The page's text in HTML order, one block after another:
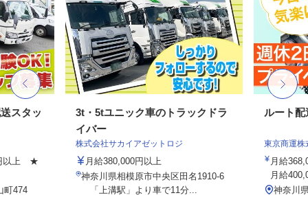
スタッ
以上 ★
町474
3t・5tユニック車のトラックドラ
イバー
株式会社サカイアゼットロジ
月給380,000円以上
神奈川県相模原市中央区田名1910-6
「上溝駅」より車で11分...
ルート
東京商運
月給
月給
神奈川